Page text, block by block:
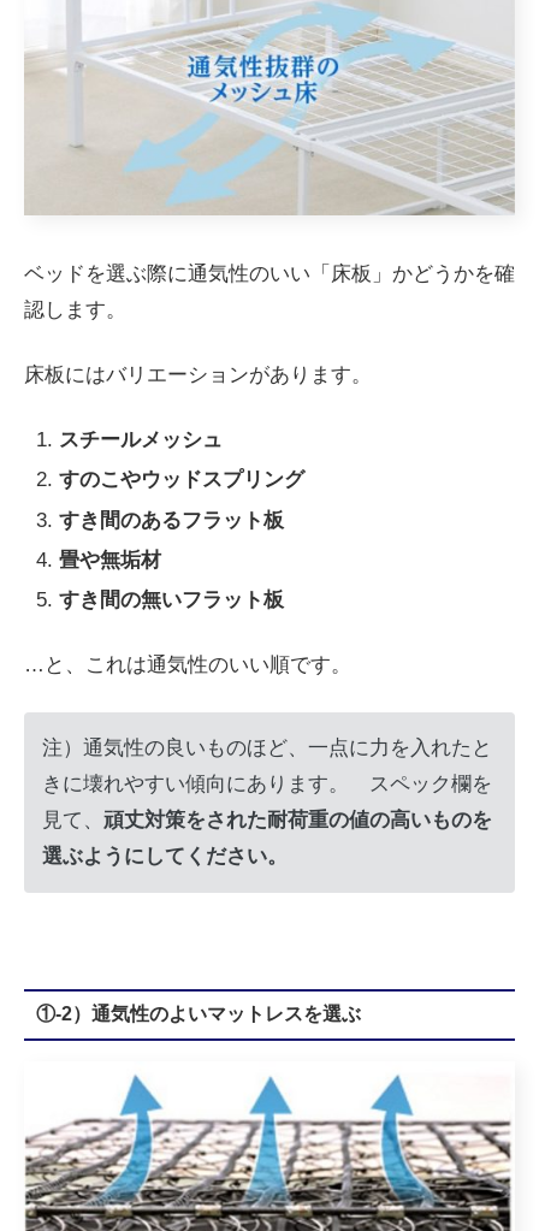
ベッドを選ぶ際に通気性のいい「床板」かどうかを確
認します。
床板にはバリエーションがあります。
スチールメッシュ
すのこやウッドスプリング
すき間のあるフラット板
畳や無垢材
すき間の無いフラット板
…と、これは通気性のいい順です。
注）通気性の良いものほど、一点に力を入れたと
きに壊れやすい傾向にあります。 スペック欄を
見て、 頑丈対策をされた耐荷重の値の高いものを
選ぶようにしてください。
①-2）通気性のよいマットレスを選ぶ